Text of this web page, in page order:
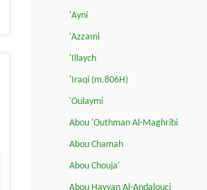
'Ayni
'Azzami
'Illaych
'Iraqi (m.806H)
'Oulaymi
Abou 'Outhman Al-Maghribi
Abou Chamah
Abou Chouja'
Abou Hayyan Al-Andalouçi